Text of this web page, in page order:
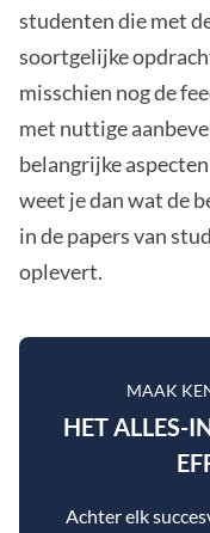
studenten die met
soortgelijke
misschien nog de
met nuttige
belangrijke
weet je dan wat de
in de papers van
oplevert.
MAAK
HET ALLES-
Achter elk